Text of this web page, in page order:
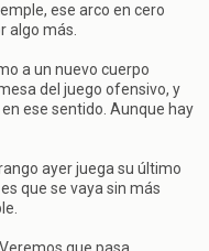
ese arco en cero
algo más.
a un nuevo cuerpo
del juego ofensivo, y
ese sentido. Aunque hay
ayer juega su último
que se vaya sin más